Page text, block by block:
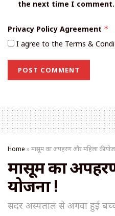
the next time I comment.
Privacy Policy Agreement *
I agree to the Terms &
Home »मासूम का अपहरण और महिला की
मासूम का
योजना !
सदर अस्पताल से अगवा हुई